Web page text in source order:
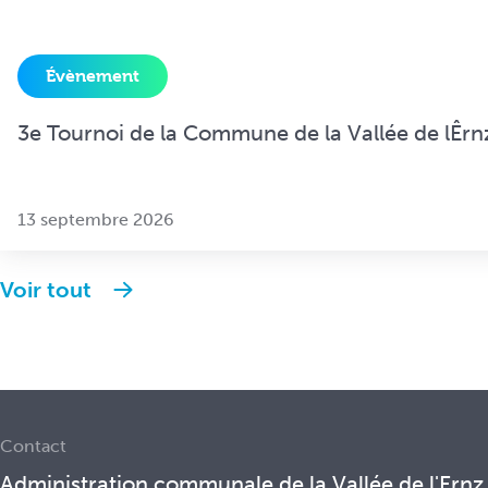
Évènement
3e Tournoi de la Commune de la Vallée de
13 septembre 2026
Voir tout
Contact